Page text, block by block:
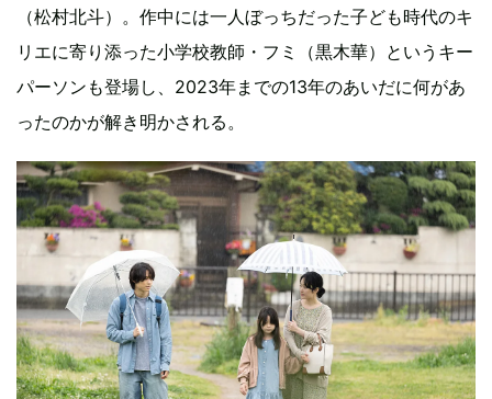
（松村北斗）。作中には一人ぼっちだった子ども時代のキ
リエに寄り添った小学校教師・フミ（黒木華）というキー
パーソンも登場し、2023年までの13年のあいだに何があ
ったのかが解き明かされる。